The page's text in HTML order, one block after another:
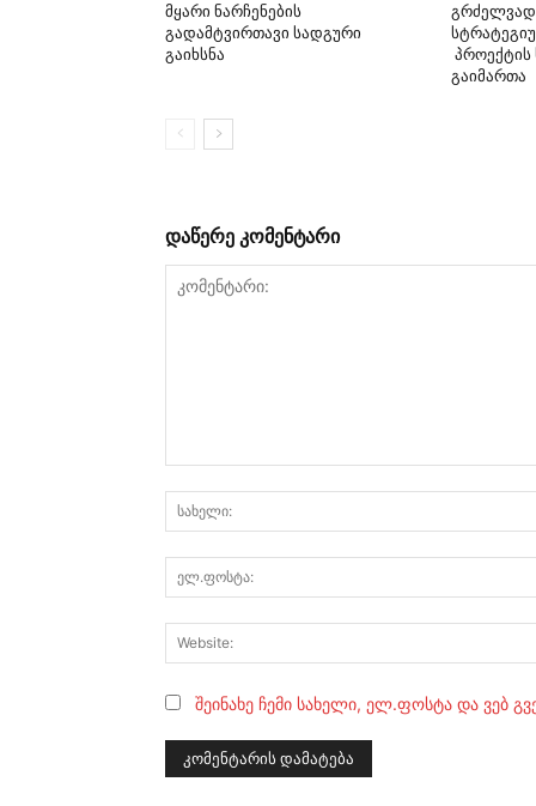
მყარი ნარჩენების
გადამტვირთავი სადგური
გაიხსნა
პროექტის
გაიმართა
დაწერე კომენტარი
შეინახე ჩემი სახელი, ელ.ფოსტა და ვებ